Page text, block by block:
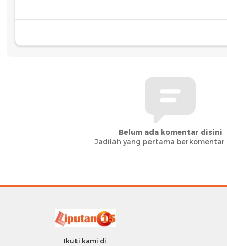
Belum ada komentar disini
Jadilah yang pertama berkomentar
Ikuti kami di